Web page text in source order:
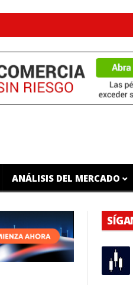
Mercado - Libro de Trading
ANÁLISIS DEL MERCADO